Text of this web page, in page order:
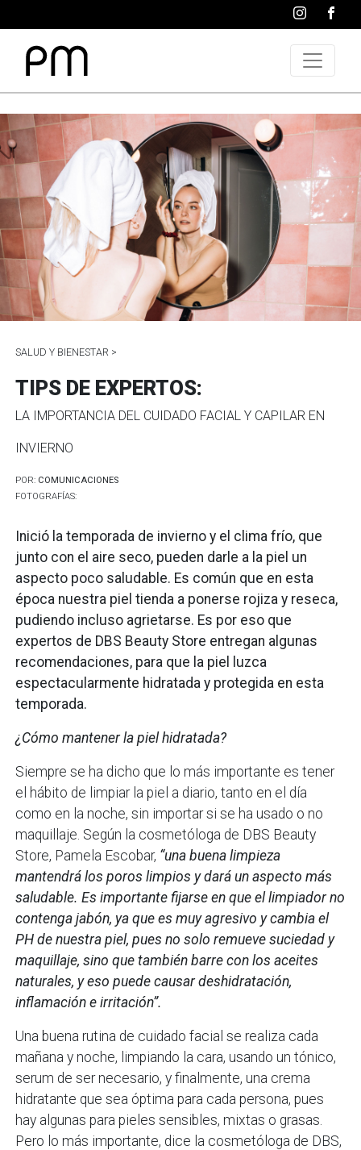
SALUD Y BIENESTAR >
TIPS DE EXPERTOS:
LA IMPORTANCIA DEL CUIDADO FACIAL Y CAPILAR EN
INVIERNO
POR: COMUNICACIONES
FOTOGRAFÍAS:
Inició la temporada de invierno y el clima frío, que
junto con el aire seco, pueden darle a la piel un
aspecto poco saludable. Es común que en esta
época nuestra piel tienda a ponerse rojiza y reseca,
pudiendo incluso agrietarse. Es por eso que
expertos de DBS Beauty Store entregan algunas
recomendaciones, para que la piel luzca
espectacularmente hidratada y protegida en esta
temporada.
¿Cómo mantener la piel hidratada?
Siempre se ha dicho que lo más importante es tener
el hábito de limpiar la piel a diario, tanto en el día
como en la noche, sin importar si se ha usado o no
maquillaje. Según la cosmetóloga de DBS Beauty
Store, Pamela Escobar, “una buena limpieza
mantendrá los poros limpios y dará un aspecto más
saludable. Es importante fijarse en que el limpiador no
contenga jabón, ya que es muy agresivo y cambia el
PH de nuestra piel, pues no solo remueve suciedad y
maquillaje, sino que también barre con los aceites
naturales, y eso puede causar deshidratación,
inflamación e irritación”.
Una buena rutina de cuidado facial se realiza cada
mañana y noche, limpiando la cara, usando un tónico,
serum de ser necesario, y finalmente, una crema
hidratante que sea óptima para cada persona, pues
hay algunas para pieles sensibles, mixtas o grasas.
Pero lo más importante, dice la cosmetóloga de DBS,